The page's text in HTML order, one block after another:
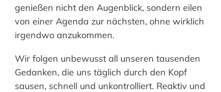
genießen nicht den Augenblick, sondern eilen
von einer Agenda zur nächsten, ohne wirklich
irgendwo anzukommen.
Wir folgen unbewusst all unseren tausenden
Gedanken, die uns täglich durch den Kopf
sausen, schnell und unkontrolliert. Reaktiv und